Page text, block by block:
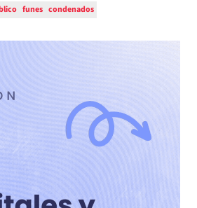
funes condenados